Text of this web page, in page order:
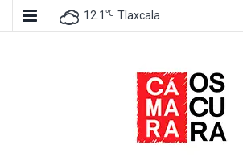
12.1 ℃ Tlaxcala